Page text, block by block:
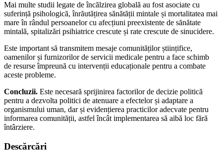
Mai multe studii legate de încălzirea globală au fost asociate cu
suferință psihologică, înrăutățirea sănătății mintale și mortalitatea mai
mare în rândul persoanelor cu afecțiuni preexistente de sănătate
mintală, spitalizări psihiatrice crescute și rate crescute de sinucidere.
Este important să transmitem mesaje comunităților științifice,
oamenilor și furnizorilor de servicii medicale pentru a face schimb
de resurse împreună cu intervenții educaționale pentru a combate
aceste probleme.
Concluzii. Este necesară sprijinirea factorilor de decizie politică
pentru a dezvolta politici de atenuare a efectelor și adaptare a
organismului uman, dar și evidențierea practicilor adecvate pentru
informarea comunității, astfel încât implementarea să aibă loc fără
întârziere.
Descărcări